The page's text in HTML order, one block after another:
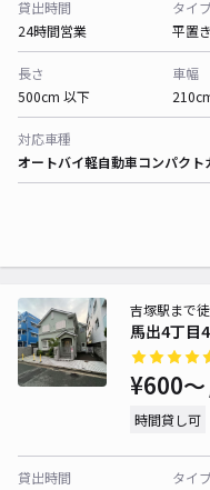
貸出時間
24時間営業
タイ
平置き
長さ
500cm 以下
車幅
対応車種
オートバイ軽自動車コンパクト
馬出4丁
吉塚駅まで
¥600〜
時間貸し可
貸出時間
タイ